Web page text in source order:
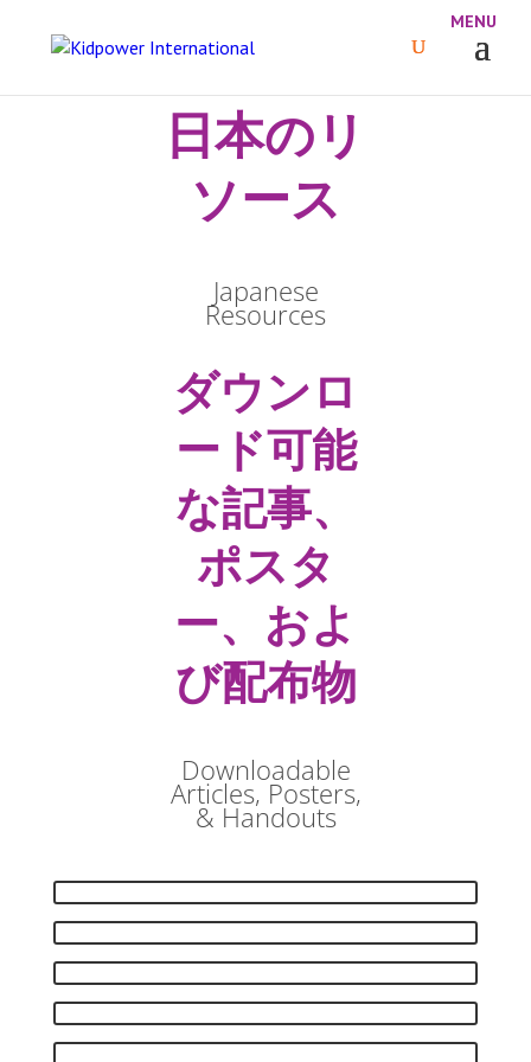
日本のリ
ソース
Japanese
Resources
ダウンロ
ード可能
な記事、
ポスタ
ー、およ
び配布物
Downloadable
Articles, Posters,
& Handouts